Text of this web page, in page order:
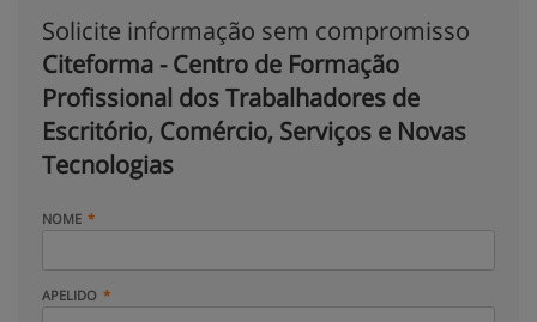
Solicite informação sem compromisso
Citeforma - Centro de Formação
Profissional dos Trabalhadores de
Escritório, Comércio, Serviços e Novas
Tecnologias
NOME
APELIDO